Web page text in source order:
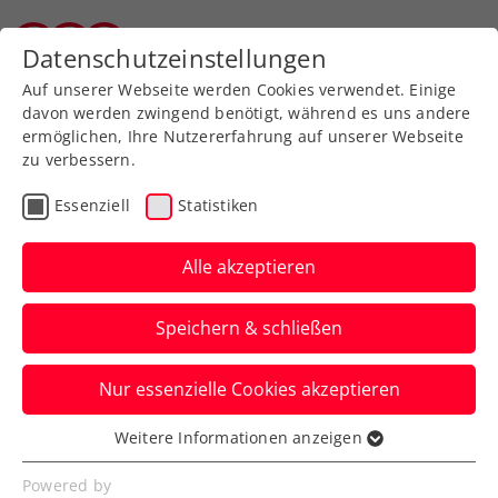
Zurück zur Newsübersicht
Turniere
Drei Jugendcircuit
presented by Babolat
geht in die 4. Runde
Gespielt wird vom 20. bis zum 25. Juni in
Linz (U12) und Wien (U14, U18). Am
Freitag ist Nennschluss.
Verfasst von: Manuel Wachta, 11.06.2024
Datenschutzeinstellungen
Auf unserer Webseite werden Cookies verwendet. Einige
davon werden zwingend benötigt, während es uns andere
ermöglichen, Ihre Nutzererfahrung auf unserer Webseite
zu verbessern.
Essenziell Statistiken
Alle akzeptieren
Speichern & schließen
Nur essenzielle Cookies akzeptieren
Essenziell
Essenzielle Cookies werden für grundlegende
Weitere Informationen anzeigen
Powered by